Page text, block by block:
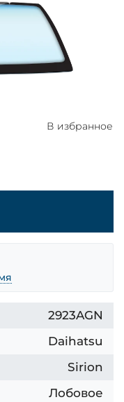
В избранное
2923AGN
Daihatsu
Sirion
Лобовое